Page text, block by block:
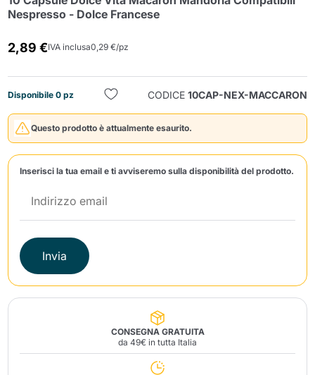
Nespresso - Dolce Francese
2,89 €IVA inclusa0,29 €/pz
Disponibile 0 pz CODICE 10CAP-NEX-MACCARON
Questo prodotto è attualmente esaurito.
Inserisci la tua email e ti avviseremo sulla disponibilità del prodotto.
Invia
CONSEGNA GRATUITA
da 49€ in tutta Italia
Invia